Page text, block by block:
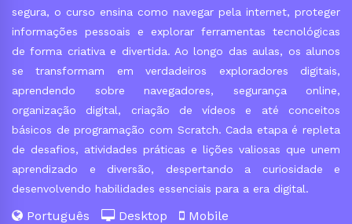
segura, o curso ensina como navegar pela internet, proteger
informações pessoais e explorar ferramentas tecnológicas
de forma criativa e divertida. Ao longo das aulas, os alunos
se transformam em verdadeiros exploradores digitais,
aprendendo sobre navegadores, segurança online,
organização digital, criação de vídeos e até conceitos
básicos de programação com Scratch. Cada etapa é repleta
de desafios, atividades práticas e lições valiosas que unem
aprendizado e diversão, despertando a curiosidade e
desenvolvendo habilidades essenciais para a era digital.
Português Desktop Mobile